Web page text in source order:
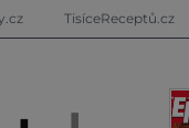
TisíceReceptů.cz